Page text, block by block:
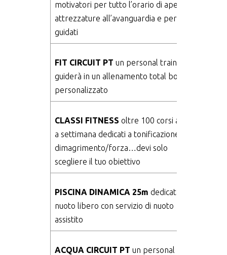
motivatori per tutto l’orario di apertura,
attrezzature all’avanguardia e percorsi
guidati
FIT CIRCUIT PT un personal trainer ti
guiderà in un allenamento total body
personalizzato
CLASSI FITNESS oltre 100 corsi a colori
a settimana dedicati a tonificazione/
dimagrimento/forza…devi solo
scegliere il tuo obiettivo
PISCINA DINAMICA 25m dedicata al
nuoto libero con servizio di nuoto
assistito
ACQUA CIRCUIT PT un personal trainer